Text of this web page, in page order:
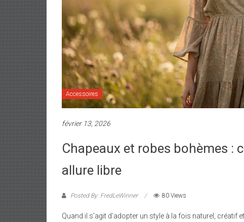
Accessoires
février 13, 2026
Chapeaux et robes bohèmes :
allure libre
Posted By: FredLeWinner 80 Views
Quand il s’agit d’adopter un style à la fois naturel,